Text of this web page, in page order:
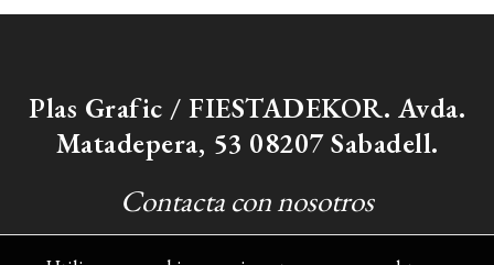
Plas Grafic / FIESTADEKOR. Avda.
Matadepera, 53 08207 Sabadell.
Contacta con nosotros